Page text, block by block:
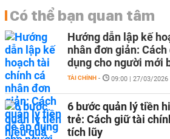
Có thể bạn quan tâm
Hướng dẫn lập kế
nhân đơn giản:
dụng cho người mới
TÀI CHÍNH - 09:00 | 27/03/2026
6 bước quản lý tiền
trẻ: Cách giữ tài
tích lũy